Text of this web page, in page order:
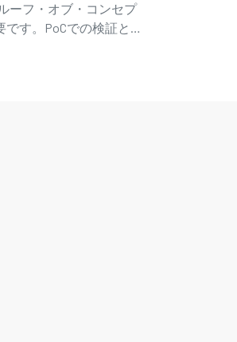
ーフ・オブ・コンセプ
です。PoCでの検証と検
説します。エンパシー